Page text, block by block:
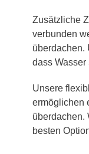
Zusätzliche
verbunden
überdachen.
dass Wasser
Unsere
ermöglichen
überdachen.
besten